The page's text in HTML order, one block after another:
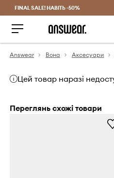
Заощаджуй з
FINAL SALE! НАВІТЬ -50%
Answear Вона Аксесуари
Цей товар наразі
Переглянь схожі товари